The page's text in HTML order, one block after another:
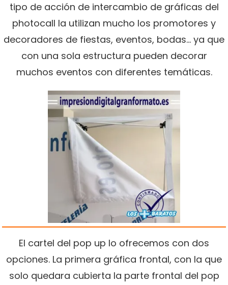
tipo de acción de intercambio de gráficas del
photocall la utilizan mucho los promotores y
decoradores de fiestas, eventos, bodas… ya que
con una sola estructura pueden decorar
muchos eventos con diferentes temáticas.
El cartel del pop up lo ofrecemos con dos
opciones. La primera gráfica frontal, con la que
solo quedara cubierta la parte frontal del pop